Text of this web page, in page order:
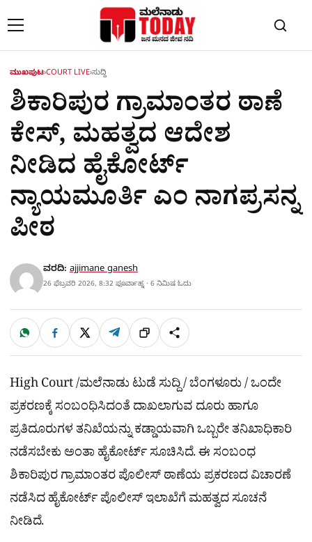
ಮುಖಪುಟ›COURT LIVE›ಸುದ್ದಿ
ಶಿಕಾರಿಪುರ ಗ್ರಾಮಾಂತರ ಠಾಣೆ
ಕೇಸ್​, ಮಹತ್ವದ ಆದೇಶ
ನೀಡಿದ ಹೈಕೋರ್ಟ್​
ನ್ಯಾಯಮೂರ್ತಿ ಎಂ ನಾಗಪ್ರಸನ್ನ
ಪೀಠ
ವರದಿ: ajjimane ganesh
26 ಫೆಬ್ರವರಿ 2026, 8:32 ಫೂರ್ವಾಹ್ನ · 6 ನಿಮಿಷ ಓದು
ಹಂಚಿಕೊಳ್ಳಿ
W
a
t
p
F
c
e
k
X T
l
e
m
ಲಿಂ
ಕ್
S
h
a
r
High Court /ಮಲೆನಾಡು ಟುಡೆ ಸುದ್ದಿ / ಬೆಂಗಳೂರು / ಒಂದೇ
ಪ್ರಕರಣಕ್ಕೆ ಸಂಬಂಧಿಸಿದಂತೆ ದಾಖಲಾಗುವ ದೂರು ಹಾಗೂ
ಪ್ರತಿದೂರುಗಳ ತನಿಖೆಯನ್ನು ಕಡ್ಡಾಯವಾಗಿ ಒಬ್ಬರೇ ತನಿಖಾಧಿಕಾರಿ
ನಡೆಸಬೇಕು ಅಂತಾ ಹೈಕೋರ್ಟ್ ಸೂಚಿಸಿದೆ. ಈ ಸಂಬಂಧ
ಶಿಕಾರಿಪುರ ಗ್ರಾಮಾಂತರ ಪೊಲೀಸ್ ಠಾಣೆಯ ಪ್ರಕರಣದ ವಿಚಾರಣೆ
ನಡೆಸಿದ ಹೈಕೋರ್ಟ್​ ಪೊಲೀಸ್​ ಇಲಾಖೆಗೆ ಮಹತ್ವದ ಸೂಚನೆ
ನೀಡಿದೆ.